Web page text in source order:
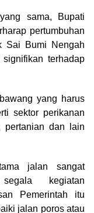
sama, Bupati
pertumbuhan
Sai Bumi Nengah
terhadap
yang harus
sektor perikanan
pertanian dan lain
jalan sangat
kegiatan
Pemerintah itu
jalan poros atau